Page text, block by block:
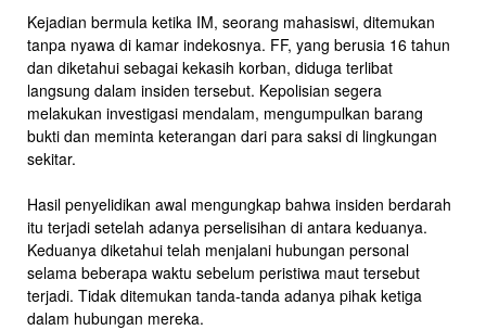
Kejadian bermula ketika IM, seorang mahasiswi, ditemukan
tanpa nyawa di kamar indekosnya. FF, yang berusia 16 tahun
dan diketahui sebagai kekasih korban, diduga terlibat
langsung dalam insiden tersebut. Kepolisian segera
melakukan investigasi mendalam, mengumpulkan barang
bukti dan meminta keterangan dari para saksi di lingkungan
sekitar.
Hasil penyelidikan awal mengungkap bahwa insiden berdarah
itu terjadi setelah adanya perselisihan di antara keduanya.
Keduanya diketahui telah menjalani hubungan personal
selama beberapa waktu sebelum peristiwa maut tersebut
terjadi. Tidak ditemukan tanda-tanda adanya pihak ketiga
dalam hubungan mereka.